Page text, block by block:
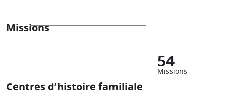
Missions
54
Missions
Centres d’histoire familiale